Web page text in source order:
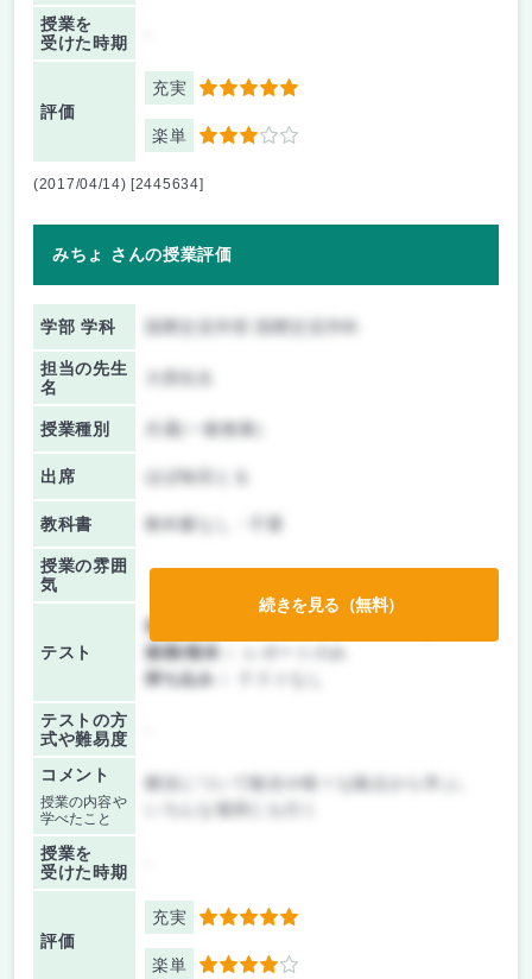
授業を
受けた時期
評価
充実 5
楽単 3
(2017/04/14) [2445634]
みちょ さんの授業評価
学部 学科
担当の先生
名
授業種別 共通(一般教養)
出席 ほぼ毎回とる
教科書 教科書なし・不要
授業の雰囲
気
テスト
前期/中間：
後期/期末：
持ち込み：
テストの方
式や難易度
コメント
授業の内容や
学べたこと
横浜について観光や様々な観点から学ぶ。
授業を
受けた時期
評価
充実 5
楽単 4
続きを見る（無料）